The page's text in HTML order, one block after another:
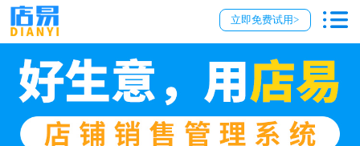
立即免费试用>